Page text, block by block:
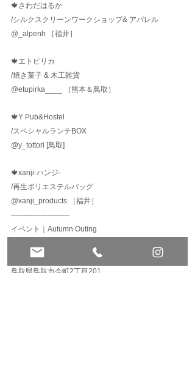
🍁さわだはるか
/シルクスクリーンワークショップ& アパレル
@_alpenh ［福井］
🍁エトピリカ
/焼き菓子 & 木工雑貨
@etupirka____
［熊本＆鳥取］
🍁Y Pub&Hostel
/スペシャルランチBOX
@y_tottori [鳥取]
🍁xanji-ハンジ-
/再生ポリエステルバッグ
@xanji_products ［福井］
------------------------
イベント｜Autumn Outing
⁡会場｜Y Pub&Hostel
鳥取県鳥取市今町2丁目201